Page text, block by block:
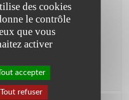
31/12/2026
des cookies
le contrôle
que vous
activer
accepter
Tout refuser